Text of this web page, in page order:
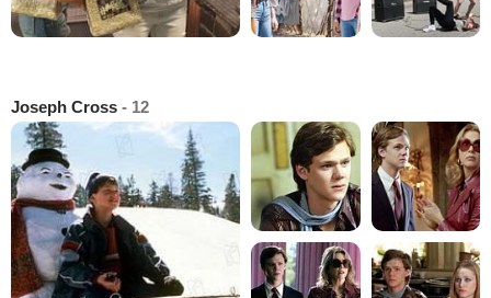
Joseph Cross - 12